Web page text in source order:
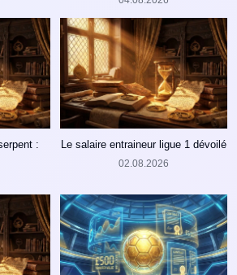
:
Le salaire entraineur ligue 1 dévoilé
02.08.2026